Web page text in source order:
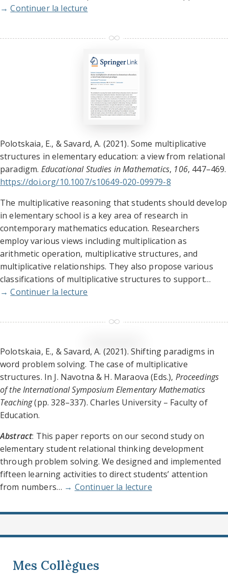
→ Continuer la lecture
Polotskaia, E., & Savard, A. (2021). Some multiplicative
structures in elementary education: a view from relational
paradigm. Educational Studies in Mathematics, 106, 447–469.
https://doi.org/10.1007/s10649-020-09979-8
The multiplicative reasoning that students should develop
in elementary school is a key area of research in
contemporary mathematics education. Researchers
employ various views including multiplication as
arithmetic operation, multiplicative structures, and
multiplicative relationships. They also propose various
classifications of multiplicative structures to support…
→ Continuer la lecture
Polotskaia, E., & Savard, A. (2021). Shifting paradigms in
word problem solving. The case of multiplicative
structures. In J. Navotna & H. Maraova (Eds.), Proceedings
of the International Symposium Elementary Mathematics
Teaching(pp. 328–337). Charles University – Faculty of
Education.
Abstract: This paper reports on our second study on
elementary student relational thinking development
through problem solving. We designed and implemented
fifteen learning activities to direct students’ attention
from numbers… → Continuer la lecture
Mes Collègues